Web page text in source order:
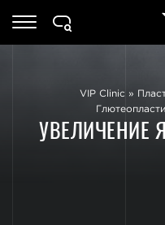
VIP Clinic »
УВЕЛИЧЕНИЕ